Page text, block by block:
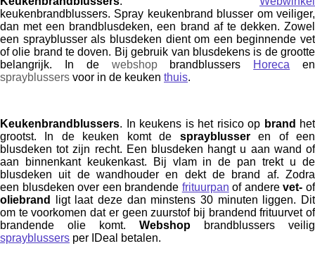
keukenbrandblussers. Spray keukenbrand blusser om veiliger,
dan met een brandblusdeken, een brand af te dekken. Zowel
een sprayblusser als blusdeken dient om een beginnende vet
of olie brand te doven. Bij gebruik van blusdekens is de grootte
belangrijk. In de webshop brandblussers Horeca
en
sprayblussers voor in de keuken thuis.
Keukenbrandblussers. In keukens is het risico op brand het
grootst. In de keuken komt de sprayblusseren of een
blusdeken tot zijn recht. Een blusdeken hangt u aan wand of
aan binnenkant keukenkast. Bij vlam in de pan trekt u de
blusdeken uit de wandhouder en dekt de brand af. Zodra
een blusdeken over een brandende frituurpan of anderevet- of
oliebrand
ligt laat deze dan minstens 30 minuten liggen. Dit
om te voorkomen dat er geen zuurstof bij brandend frituurvet of
brandende olie komt. Webshop brandblussers veilig
sprayblussers per IDeal betalen.